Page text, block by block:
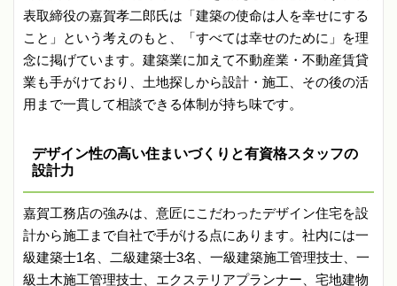
表取締役の嘉賀孝二郎氏は「建築の使命は人を幸せにする
こと」という考えのもと、「すべては幸せのために」を理
念に掲げています。建築業に加えて不動産業・不動産賃貸
業も手がけており、土地探しから設計・施工、その後の活
用まで一貫して相談できる体制が持ち味です。
デザイン性の高い住まいづくりと有資格スタッフの
設計力
嘉賀工務店の強みは、意匠にこだわったデザイン住宅を設
計から施工まで自社で手がける点にあります。社内には一
級建築士1名、二級建築士3名、一級建築施工管理技士、一
級土木施工管理技士、エクステリアプランナー、宅地建物